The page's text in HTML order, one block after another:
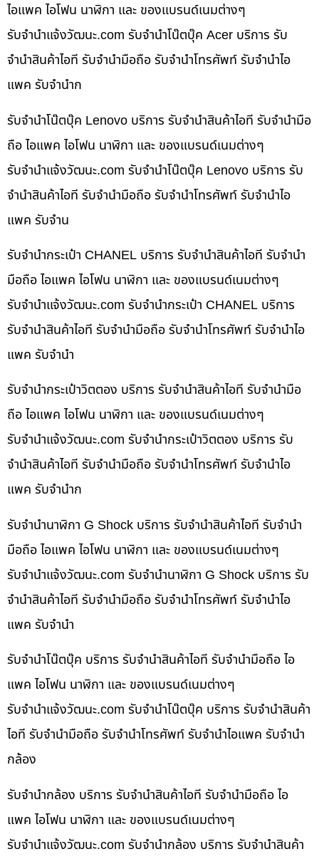
ไอแพค ไอโฟน นาฬิกา และ ของแบรนด์เนมต่างๆ
รับจํานําแจ้งวัฒนะ.com รับจำนำโน๊ตบุ๊ค Acer บริการ รับ
จำนำสินค้าไอที รับจำนำมือถือ รับจำนำโทรศัพท์ รับจำนำไอ
แพค รับจำนำก
รับจำนำโน๊ตบุ๊ค Lenovo บริการ รับจำนำสินค้าไอที รับจำนำมือ
ถือ ไอแพค ไอโฟน นาฬิกา และ ของแบรนด์เนมต่างๆ
รับจํานําแจ้งวัฒนะ.com รับจำนำโน๊ตบุ๊ค Lenovo บริการ รับ
จำนำสินค้าไอที รับจำนำมือถือ รับจำนำโทรศัพท์ รับจำนำไอ
แพค รับจำน
รับจำนำกระเป๋า CHANEL บริการ รับจำนำสินค้าไอที รับจำนำ
มือถือ ไอแพค ไอโฟน นาฬิกา และ ของแบรนด์เนมต่างๆ
รับจํานําแจ้งวัฒนะ.com รับจำนำกระเป๋า CHANEL บริการ
รับจำนำสินค้าไอที รับจำนำมือถือ รับจำนำโทรศัพท์ รับจำนำไอ
แพค รับจำนำ
รับจำนำกระเป๋าวิตตอง บริการ รับจำนำสินค้าไอที รับจำนำมือ
ถือ ไอแพค ไอโฟน นาฬิกา และ ของแบรนด์เนมต่างๆ
รับจํานําแจ้งวัฒนะ.com รับจำนำกระเป๋าวิตตอง บริการ รับ
จำนำสินค้าไอที รับจำนำมือถือ รับจำนำโทรศัพท์ รับจำนำไอ
แพค รับจำนำก
รับจำนำนาฬิกา G Shock บริการ รับจำนำสินค้าไอที รับจำนำ
มือถือ ไอแพค ไอโฟน นาฬิกา และ ของแบรนด์เนมต่างๆ
รับจํานําแจ้งวัฒนะ.com รับจำนำนาฬิกา G Shock บริการ รับ
จำนำสินค้าไอที รับจำนำมือถือ รับจำนำโทรศัพท์ รับจำนำไอ
แพค รับจำนำ
รับจำนำโน๊ตบุ๊ค บริการ รับจำนำสินค้าไอที รับจำนำมือถือ ไอ
แพค ไอโฟน นาฬิกา และ ของแบรนด์เนมต่างๆ
รับจํานําแจ้งวัฒนะ.com รับจำนำโน๊ตบุ๊ค บริการ รับจำนำสินค้า
ไอที รับจำนำมือถือ รับจำนำโทรศัพท์ รับจำนำไอแพค รับจำนำ
กล้อง
รับจำนำกล้อง บริการ รับจำนำสินค้าไอที รับจำนำมือถือ ไอ
แพค ไอโฟน นาฬิกา และ ของแบรนด์เนมต่างๆ
รับจํานําแจ้งวัฒนะ.com รับจำนำกล้อง บริการ รับจำนำสินค้า